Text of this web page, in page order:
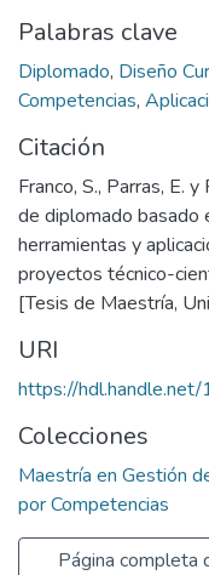
Palabras clave
Diplomado, Diseño
Competencias,
Citación
Franco, S., Parras, E.
de diplomado basado
herramientas y
proyectos técnico-
[Tesis de Maestría,
URI
https://
Colecciones
Maestría en Gestión
por Competencias
Página completa